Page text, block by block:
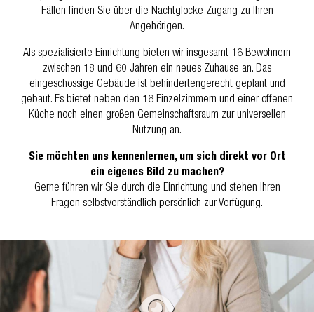
Fällen finden Sie über die Nachtglocke Zugang zu Ihren
Angehörigen.
Als spezialisierte Einrichtung bieten wir insgesamt 16 Bewohnern
zwischen 18 und 60 Jahren ein neues Zuhause an. Das
eingeschossige Gebäude ist behindertengerecht geplant und
gebaut. Es bietet neben den 16 Einzelzimmern und einer offenen
Küche noch einen großen Gemeinschaftsraum zur universellen
Nutzung an.
Sie möchten uns kennenlernen, um sich direkt vor Ort
ein eigenes Bild zu machen?
Gerne führen wir Sie durch die Einrichtung und stehen Ihren
Fragen selbstverständlich persönlich zur Verfügung.